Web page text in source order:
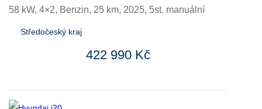
58 kW, 4×2, Benzin, 25 km, 2025, 5st. manuální
Středočeský kraj
422 990 Kč